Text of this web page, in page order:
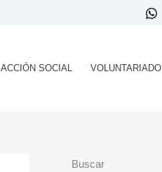
ACCIÓN SOCIAL VOLUNTARIADO
Buscar